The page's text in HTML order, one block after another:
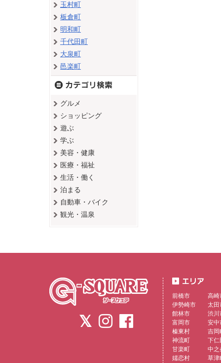
玉村町
板倉町
明和町
千代田町
大泉町
邑楽町
グルメ
ショッピング
遊ぶ
学ぶ
美容・健康
医療・福祉
生活・働く
泊まる
自動車・バイク
観光・温泉
前橋市
高崎
伊勢崎市
太田
館林市
渋川
富岡市
安中
榛東村
吉岡
神流町
下仁
甘楽町
中之
嬬恋村
草津